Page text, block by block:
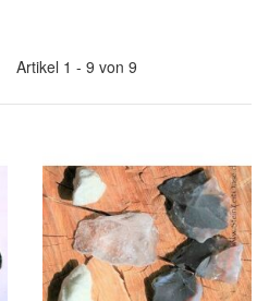
Artikel 1 - 9 von 9